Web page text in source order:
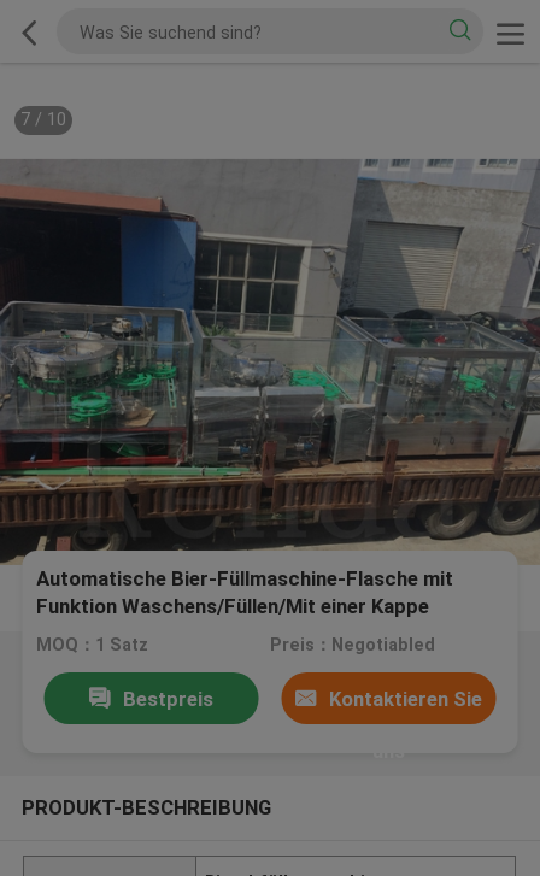
7/ 10
Automatische Bier-Füllmaschine-Flasche mit
Funktion Waschens/Füllen/Mit einer Kappe
bedecken
MOQ：1 Satz Preis：Negotiabled
Bestpreis Kontaktieren Sie
PRODUKT-BESCHREIBUNG